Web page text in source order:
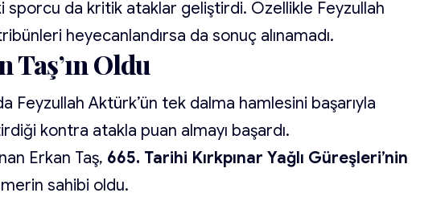
sporcu da kritik ataklar geliştirdi. Özellikle Feyzullah
heyecanlandırsa da sonuç alınamadı.
Taş’ın Oldu
Feyzullah Aktürk’ün tek dalma hamlesini başarıyla
kontra atakla puan almayı başardı.
Erkan Taş, 665. Tarihi Kırkpınar Yağlı Güreşleri’nin
sahibi oldu.